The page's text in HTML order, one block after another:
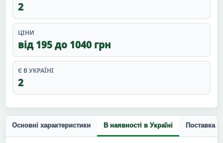
2
ЦІНИ
від 195 до 1040 грн
Є В УКРАЇНІ
2
Основні характеристики В наявності в Україні Поставка